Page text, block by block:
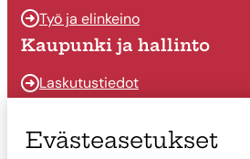
Työ ja elinkeino
Kaupunki ja hallinto
Laskutustiedot
Päätöksenteko
Evästeasetukset